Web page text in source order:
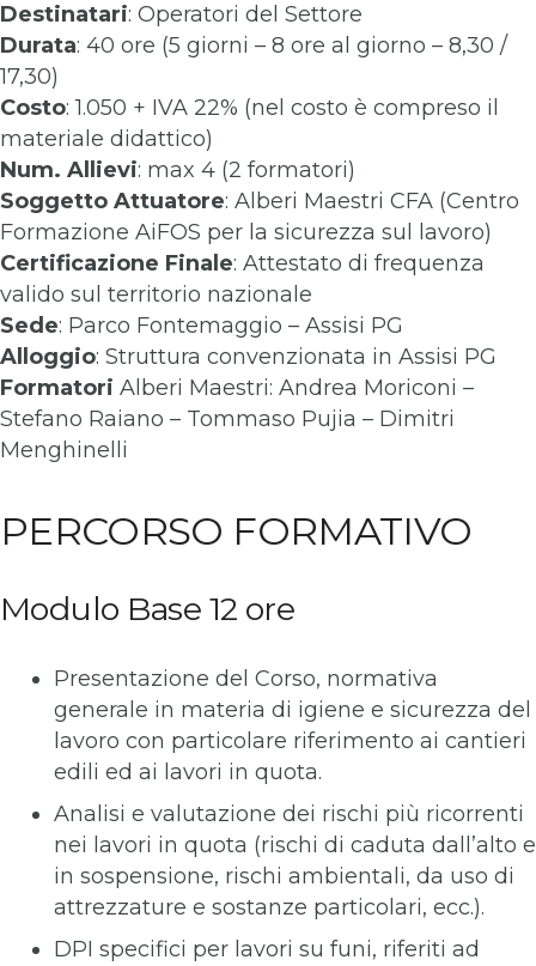
Destinatari: Operatori del Settore
Durata: 40 ore (5 giorni – 8 ore al giorno – 8,30 /
17,30)
Costo: 1.050 + IVA 22% (nel costo è compreso il
materiale didattico)
Num. Allievi: max 4 (2 formatori)
Soggetto Attuatore: Alberi Maestri CFA (Centro
Formazione AiFOS per la sicurezza sul lavoro)
Certificazione Finale: Attestato di frequenza
valido sul territorio nazionale
Sede: Parco Fontemaggio – Assisi PG
Alloggio: Struttura convenzionata in Assisi PG
Formatori Alberi Maestri: Andrea Moriconi –
Stefano Raiano – Tommaso Pujia – Dimitri
Menghinelli
PERCORSO FORMATIVO
Modulo Base 12 ore
Presentazione del Corso, normativa
generale in materia di igiene e sicurezza del
lavoro con particolare riferimento ai cantieri
edili ed ai lavori in quota.
Analisi e valutazione dei rischi più ricorrenti
nei lavori in quota (rischi di caduta dall’alto e
in sospensione, rischi ambientali, da uso di
attrezzature e sostanze particolari, ecc.).
DPI specifici per lavori su funi, riferiti ad